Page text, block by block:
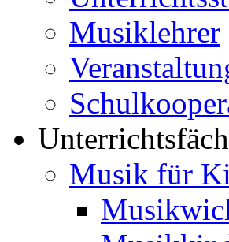
Musiklehrer
Musik für